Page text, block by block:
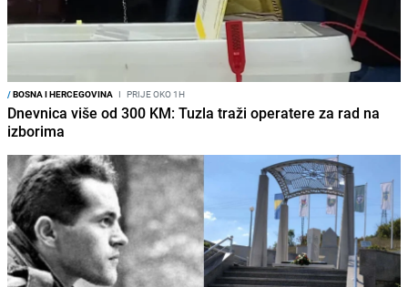
/BOSNA I HERCEGOVINA I PRIJE OKO 1H
Dnevnica više od 300 KM: Tuzla traži operatere za rad na
izborima